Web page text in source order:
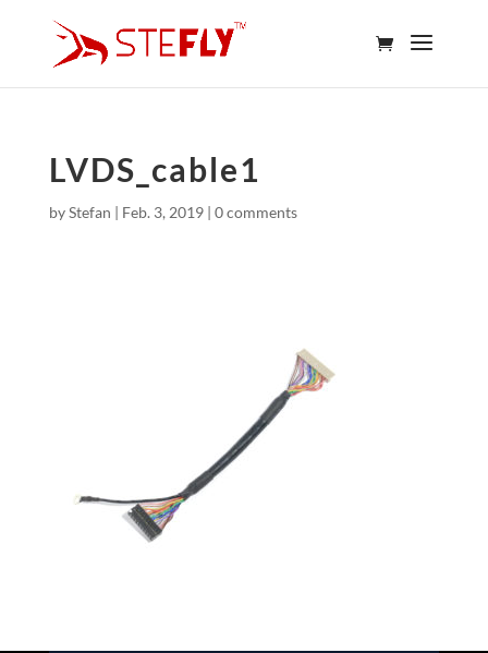
LVDS_cable1
byStefan | Feb. 3, 2019| 0 comments